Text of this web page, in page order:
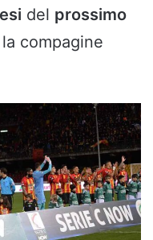
del prossimo
compagine